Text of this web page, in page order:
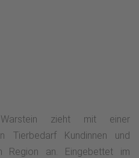
zieht mit einer
Tierbedarf Kundinnen und
Region an. Eingebettet im